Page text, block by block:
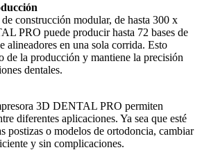
construcción modular, de hasta 300 x
PRO puede producir hasta 72 bases de
alineadores en una sola corrida. Esto
de la producción y mantiene la precisión
dentales.
3D DENTAL PRO permiten
diferentes aplicaciones. Ya sea que esté
postizas o modelos de ortodoncia, cambiar
y sin complicaciones.